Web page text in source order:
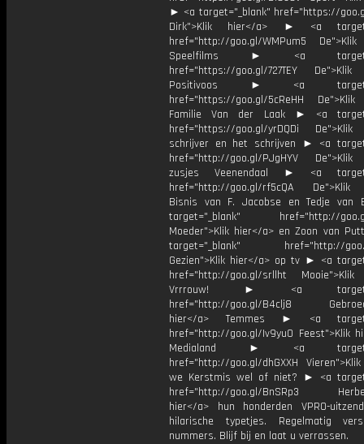
► <a target="_blank" href="https://
Dirk">Klik hier</a> ► <a
href="http://goo.gl/WMPum5
Speelfilms ► <a
href="https://goo.gl/727TEY
Positivoos ► <a
href="https://goo.gl/5cReHH
Familie Van der Laak ► <a
href="https://goo.gl/yrDQDi
schrijver en het schrijven ► <a
href="http://goo.gl/PJgHYV
zusjes Veenendaal ► <a
href="http://goo.gl/rf5cQA De">Klik
Bisnis van F. Jacobse en Tedje
target="_blank" href="http://goo.gl/
Moeder">Klik hier</a> en Zoon van
target="_blank" href="http://
Gezien">Klik hier</a> op tv ► <a
href="http://goo.gl/srllht
Vrrrouw! ► <a
href="http://goo.gl/B4clj8
hier</a> Temmes ► <a
href="http://goo.gl/Iv9yu0 Feest">Klik
Medialand ► <a
href="http://goo.gl/dhGXXH
we Kerstmis wel of niet? ► <a
href="http://goo.gl/BnSRp3
hier</a> hun honderden VPRO-
hilarische typetjes. Regelmatig
nummers. Blijf bij en laat u verrassen.